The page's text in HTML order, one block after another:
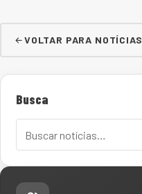
VOLTAR PARA NOTÍCIAS
Busca